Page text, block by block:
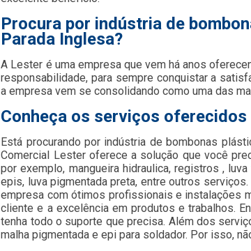
Procura por indústria de
Parada Inglesa?
A Lester é uma empresa que vem há anos
responsabilidade, para sempre conquistar a
a empresa vem se consolidando como uma das
Conheça os serviços oferecidos
Está procurando por indústria de bombonas
Comercial Lester oferece a solução que você
por exemplo, mangueira hidraulica, registros ,
epis, luva pigmentada preta, entre outros
empresa com ótimos profissionais e instalações
cliente e a excelência em produtos e trabalhos.
tenha todo o suporte que precisa. Além dos
malha pigmentada e epi para soldador. Por isso,